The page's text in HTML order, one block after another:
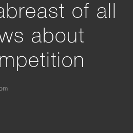
of all
about